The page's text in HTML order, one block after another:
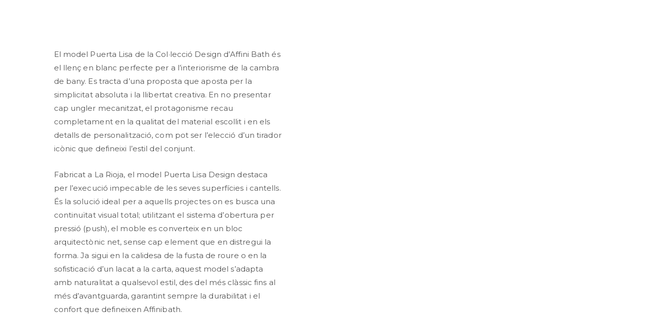
El model Puerta Lisa de la Col·lecció Design d’Affini Bath és
el llenç en blanc perfecte per a l’interiorisme de la cambra
de bany. Es tracta d’una proposta que aposta per la
simplicitat absoluta i la llibertat creativa. En no presentar
cap ungler mecanitzat, el protagonisme recau
completament en la qualitat del material escollit i en els
detalls de personalització, com pot ser l’elecció d’un tirador
icònic que defineixi l’estil del conjunt.
Fabricat a La Rioja, el model Puerta Lisa Design destaca
per l’execució impecable de les seves superfícies i cantells.
És la solució ideal per a aquells projectes on es busca una
continuïtat visual total; utilitzant el sistema d’obertura per
pressió (push), el moble es converteix en un bloc
arquitectònic net, sense cap element que en distregui la
forma. Ja sigui en la calidesa de la fusta de roure o en la
sofisticació d’un lacat a la carta, aquest model s’adapta
amb naturalitat a qualsevol estil, des del més clàssic fins al
més d’avantguarda, garantint sempre la durabilitat i el
confort que defineixen Affinibath.